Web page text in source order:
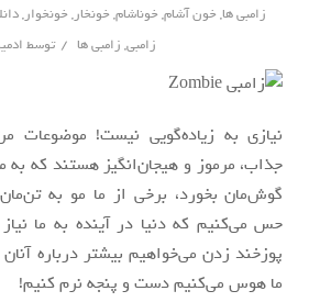
زامبی ها,خون آشام,خوناشام,خونخار,خونخوار,
زامبی, زامبی ها / توسط
نیازی به زیاده‌گویی نیست! موضوعات
جذاب، مرموز و هیجان‌انگیز هستند که
گوش‌مان بخورد، برخی از ما مو به
حس می‌کنیم که دنیا در آینده به ما
پوزخند زدن می‌خواهیم بیشتر درباره آنان
ما هوس می‌کنیم دست و پنجه نرم کنیم!